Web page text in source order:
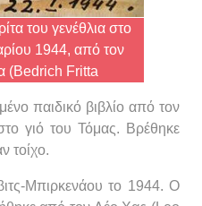
του γενέθλια στο
1944, από τον
(Bedrich Fritta
παιδικό βιβλίο από τον
γιό του Τόμας. Βρέθηκε
τοίχο.
Μπιρκενάου το 1944. Ο